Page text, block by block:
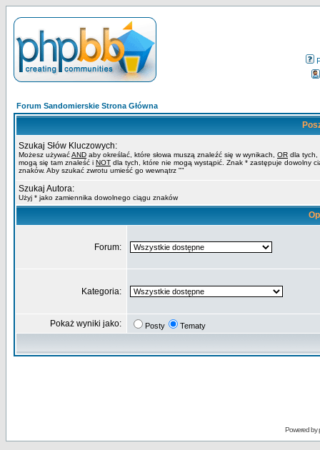
Forum Sandomierskie Strona Główna
Szukaj Słów Kluczowych:
Możesz używaćAND aby określać, które słowa muszą znaleźć się w wynikach, OR dla tych,
mogą się tam znaleść i NOT dla tych, które nie mogą wystąpić. Znak * zastępuje dowolny
znaków. Aby szukać zwrotu umieść go wewnątrz ""
Szukaj Autora:
Użyj * jako zamiennika dowolnego ciągu znaków
Forum:
Kategoria:
Pokaż wyniki jako: Posty Tematy
Powered by